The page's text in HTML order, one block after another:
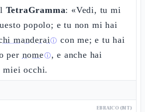
TetraGramma: «Vedi, tu mi
popolo; e tu non mi hai
manderaiⓘ con me; e tu hai
per nomeⓘ, e anche hai
miei occhi.
EBRAICO (MT)